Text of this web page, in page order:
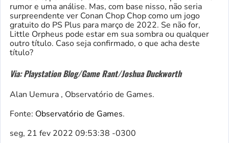
rumor e uma análise. Mas, com base nisso, não seria
surpreendente ver Conan Chop Chop como um jogo
gratuito do PS Plus para março de 2022. Se não for,
Little Orpheus pode estar em sua sombra ou qualquer
outro título. Caso seja confirmado, o que acha deste
título?
Via: Playstation Blog/Game Rant/Joshua Duckworth
Alan Uemura , Observatório de Games.
Fonte: Observatório de Games.
seg, 21 fev 2022 09:53:38 -0300